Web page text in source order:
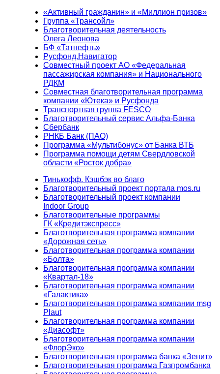
«Активный гражданин» и «Миллион призов»
Группа «Трансойл»
Благотворительная деятельность
Олега Леонова
БФ «Татнефть»
Русфонд.Навигатор
Совместный проект АО «Федеральная
пассажирская компания» и Национального
РДКМ
Совместная благотворительная программа
компании «Ютека» и Русфонда
Транспортная группа FESCO
Благотворительный сервис Альфа-Банка
Сбербанк
РНКБ Банк (ПАО)
Программа «Мультибонус» от Банка ВТБ
Программа помощи детям Свердловской
области «Росток добра»
Тинькофф. Кэшбэк во благо
Благотворительный проект портала mos.ru
Благотворительный проект компании
Indoor Group
Благотворительные программы
ГК «Кредитэкспресс»
Благотворительная программа компании
«Дорожная сеть»
Благотворительная программа компании
«Болта»
Благотворительная программа компании
«Квартал-18»
Благотворительная программа компании
«Галактика»
Благотворительная программа компании msg
Plaut
Благотворительная программа компании
«Диасофт»
Благотворительная программа компании
«ФлорЭко»
Благотворительная программа банка «Зенит»
Благотворительная программа Газпромбанка